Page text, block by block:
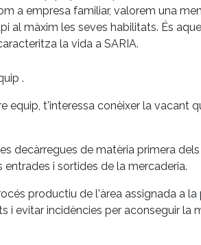
a empresa familiar, valorem una
al màxim les seves habilitats. És
la vida a SARIA.
.
equip, t'interessa conèixer la vacant
decàrregues de matèria primera
i sortides de la mercaderia.
productiu de l'àrea assignada a
evitar incidències per aconseguir la